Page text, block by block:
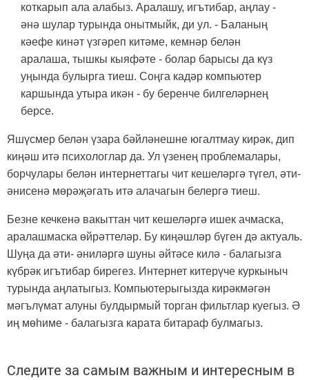
коткарып ала алабыз. Аралашу, игътибар, аңлау -
әнә шулар турында онытмыйк, ди ул. - Баланың
кәефе кинәт үзгәреп китәме, кемнәр белән
аралаша, тышкы кыяфәте - болар барысы да күз
уңында булырга тиеш. Соңга кадәр компьютер
каршында утыра икән - бу беренче билгеләрнең
берсе.
Яшүсмер белән үзара бәйләнешне югалтмау кирәк, дип
киңәш итә психологлар да. Ул үзенең проблемалары,
борчулары белән интернеттагы чит кешеләргә түгел, әти-
әнисенә мөрәҗәгать итә алачагын белергә тиеш.
Безне кечкенә вакыттан чит кешеләргә ишек ачмаска,
аралашмаска өйрәттеләр. Бу киңәшләр бүген дә актуаль.
Шуңа да әти- әниләргә шуны әйтәсе килә - балагызга
күбрәк игътибар бирегез. Интернет китерүче куркыныч
турында аңлатыгыз. Компьютерыгызда кирәкмәгән
мәгълүмат алуны булдырмый торган фильтлар куегыз. Ә
иң мөһиме - балагызга карата битараф булмагыз.
Следите за самым важным и интересным в